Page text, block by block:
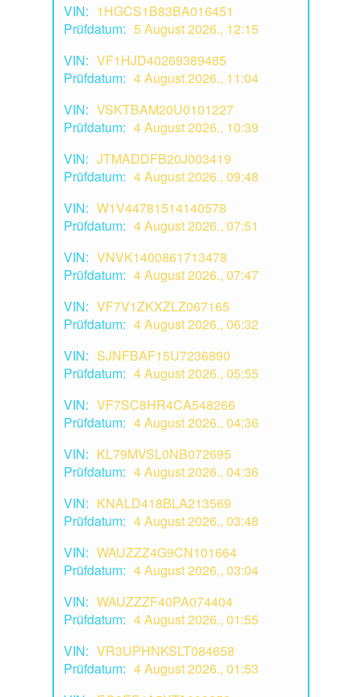
VIN: 1HGCS1B83BA016451
Prüfdatum: 5 August 2026., 12:15
VIN: VF1HJD40269389485
Prüfdatum: 4 August 2026., 11:04
VIN: VSKTBAM20U0101227
Prüfdatum: 4 August 2026., 10:39
VIN: JTMADDFB20J003419
Prüfdatum: 4 August 2026., 09:48
VIN: W1V44781514140578
Prüfdatum: 4 August 2026., 07:51
VIN: VNVK1400861713478
Prüfdatum: 4 August 2026., 07:47
VIN: VF7V1ZKXZLZ067165
Prüfdatum: 4 August 2026., 06:32
VIN: SJNFBAF15U7236890
Prüfdatum: 4 August 2026., 05:55
VIN: VF7SC8HR4CA548266
Prüfdatum: 4 August 2026., 04:36
VIN: KL79MVSL0NB072695
Prüfdatum: 4 August 2026., 04:36
VIN: KNALD418BLA213569
Prüfdatum: 4 August 2026., 03:48
VIN: WAUZZZ4G9CN101664
Prüfdatum: 4 August 2026., 03:04
VIN: WAUZZZF40PA074404
Prüfdatum: 4 August 2026., 01:55
VIN: VR3UPHNKSLT084658
Prüfdatum: 4 August 2026., 01:53